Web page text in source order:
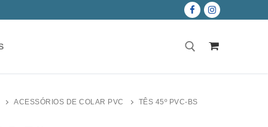
ACESSÓRIOS DE COLAR PVC TÊS 45º PVC-BS